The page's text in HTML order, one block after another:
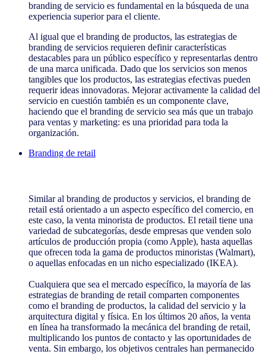
branding de servicio es fundamental en la búsqueda de una
experiencia superior para el cliente.
Al igual que el branding de productos, las estrategias de
branding de servicios requieren definir características
destacables para un público específico y representarlas dentro
de una marca unificada. Dado que los servicios son menos
tangibles que los productos, las estrategias efectivas pueden
requerir ideas innovadoras. Mejorar activamente la calidad del
servicio en cuestión también es un componente clave,
haciendo que el branding de servicio sea más que un trabajo
para ventas y marketing: es una prioridad para toda la
organización.
Branding de retail
Similar al branding de productos y servicios, el branding de
retail está orientado a un aspecto específico del comercio, en
este caso, la venta minorista de productos. El retail tiene una
variedad de subcategorías, desde empresas que venden solo
artículos de producción propia (como Apple), hasta aquellas
que ofrecen toda la gama de productos minoristas (Walmart),
o aquellas enfocadas en un nicho especializado (IKEA).
Cualquiera que sea el mercado específico, la mayoría de las
estrategias de branding de retail comparten componentes
como el branding de productos, la calidad del servicio y la
arquitectura digital y física. En los últimos 20 años, la venta
en línea ha transformado la mecánica del branding de retail,
multiplicando los puntos de contacto y las oportunidades de
venta. Sin embargo, los objetivos centrales han permanecido